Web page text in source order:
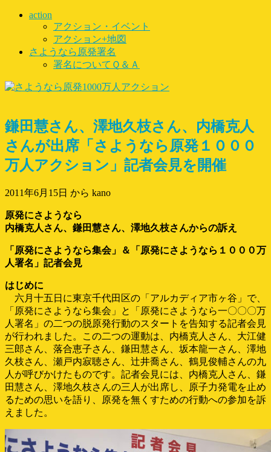
action
アクション・イベント
アクション+地図
さようなら原発署名
署名についてＱ＆Ａ
鎌田慧さん、澤地久枝さん、内橋克人
さんが出席「さようなら原発１０００
万人アクション」記者会見を開催
2011年6月15日 から kano
原発にさようなら
内橋克人さん、鎌田慧さん、澤地久枝さんからの訴え
「原発にさようなら集会」＆「原発にさようなら１０００万
人署名」記者会見
はじめに
六月十五日に東京千代田区の「アルカディア市ヶ谷」で、
「原発にさようなら集会」と「原発にさようなら一〇〇〇万
人署名」の二つの脱原発行動のスタートを告知する記者会見
が行われました。この二つの運動は、内橋克人さん、大江健
三郎さん、落合恵子さん、鎌田慧さん、坂本龍一さん、澤地
久枝さん、瀬戸内寂聴さん、辻井喬さん、鶴見俊輔さんの九
人が呼びかけたものです。記者会見には、内橋克人さん、鎌
田慧さん、澤地久枝さんの三人が出席し、原子力発電を止め
るための思いを語り、原発を無くすための行動への参加を訴
えました。